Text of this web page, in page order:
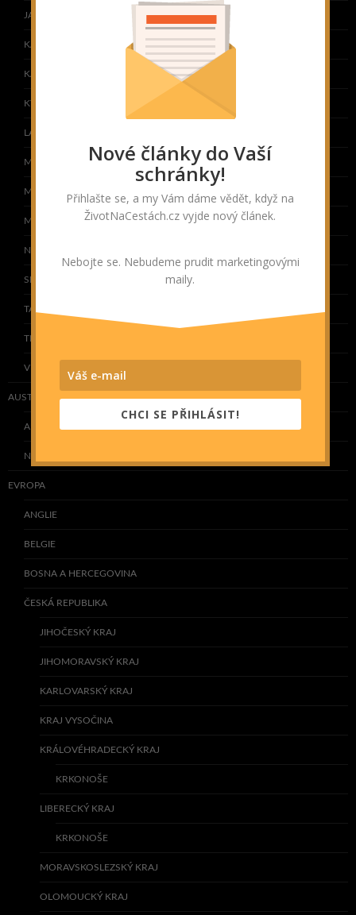
JAPONSKO
KAMBODŽA
KAZACHSTÁN
KYRGYZSTÁN
LAOS
MALEDIVY
MALAJSIE
MONGOLSKO
NEPÁL
SRÍ LANKA
TAIWAN
THAJSKO
VIETNAM
AUSTRÁLIE A OCEÁNIE
AUSTRÁLIE
NOVÝ ZÉLAND
EVROPA
ANGLIE
BELGIE
BOSNA A HERCEGOVINA
ČESKÁ REPUBLIKA
JIHOČESKÝ KRAJ
JIHOMORAVSKÝ KRAJ
KARLOVARSKÝ KRAJ
KRAJ VYSOČINA
KRÁLOVÉHRADECKÝ KRAJ
KRKONOŠE
LIBERECKÝ KRAJ
KRKONOŠE
MORAVSKOSLEZSKÝ KRAJ
OLOMOUCKÝ KRAJ
Nové články do Vaší
schránky!
Přihlašte se, a my Vám dáme vědět, když na
ŽivotNaCestách.cz vyjde nový článek.
Nebojte se. Nebudeme prudit marketingovými
maily.
CHCI SE PŘIHLÁSIT!